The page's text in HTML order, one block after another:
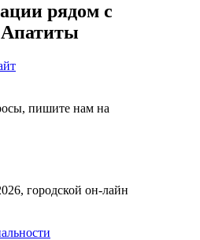
рядом с
Апатиты
пишите нам на
городской он-лайн